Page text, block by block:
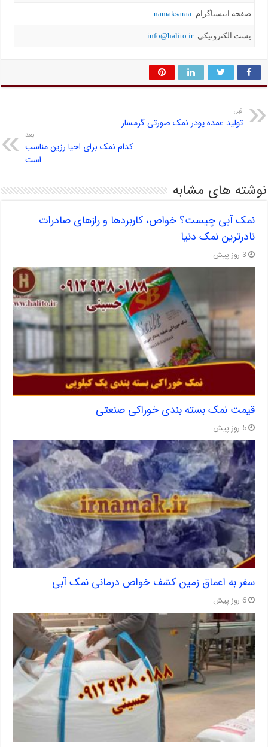
صفحه اینستاگرام:namaksaraa
یست الکترونیکی:info@halito.ir
قبل
تولید عمده پودر نمک صورتی گرمسار
بعد
کدام نمک برای احیا رزین مناسب
است
نوشته های مشابه
نمک آبی چیست؟ خواص، کاربردها و رازهای صادرات
نادرترین نمک دنیا
3 روز پیش
قیمت نمک بسته بندی خوراکی صنعتی
5 روز پیش
سفر به اعماق زمین کشف خواص درمانی نمک آبی
6 روز پیش